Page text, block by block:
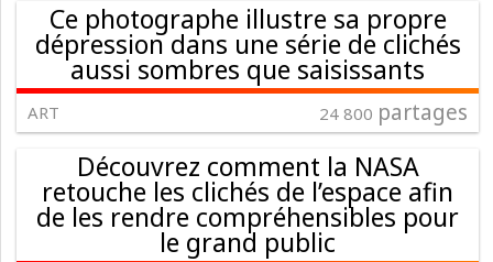
Ce photographe illustre sa propre
dépression dans une série de clichés
aussi sombres que saisissants
ART 24 800 partages
Découvrez comment la NASA
retouche les clichés de l’espace afin
de les rendre compréhensibles pour
le grand public